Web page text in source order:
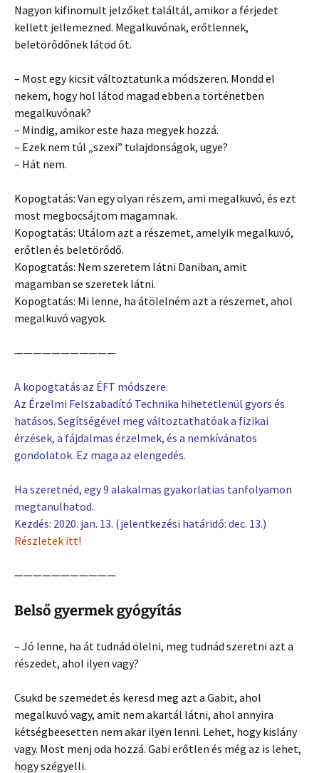
Nagyon kifinomult jelzőket találtál, amikor a férjedet
kellett jellemezned. Megalkuvónak, erőtlennek,
beletörődőnek látod őt.
– Most egy kicsit változtatunk a módszeren. Mondd el
nekem, hogy hol látod magad ebben a történetben
megalkuvónak?
– Mindig, amikor este haza megyek hozzá.
– Ezek nem túl „szexi” tulajdonságok, ugye?
– Hát nem.
Kopogtatás: Van egy olyan részem, ami megalkuvó, és ezt
most megbocsájtom magamnak.
Kopogtatás: Utálom azt a részemet, amelyik megalkuvó,
erőtlen és beletörődő.
Kopogtatás: Nem szeretem látni Daniban, amit
magamban se szeretek látni.
Kopogtatás: Mi lenne, ha átölelném azt a részemet, ahol
megalkuvó vagyok.
———————————
A kopogtatás az ÉFT módszere.
Az Érzelmi Felszabadító Technika hihetetlenül gyors és
hatásos. Segítségével meg változtathatóak a fizikai
érzések, a fájdalmas érzelmek, és a nemkívánatos
gondolatok. Ez maga az elengedés.
Ha szeretnéd, egy 9 alakalmas gyakorlatias tanfolyamon
megtanulhatod.
Kezdés: 2020. jan. 13. (jelentkezési határidő: dec. 13.)
Részletek itt!
———————————
Belső gyermek gyógyítás
– Jó lenne, ha át tudnád ölelni, meg tudnád szeretni azt a
részedet, ahol ilyen vagy?
Csukd be szemedet és keresd meg azt a Gabit, ahol
megalkuvó vagy, amit nem akartál látni, ahol annyira
kétségbeesetten nem akar ilyen lenni. Lehet, hogy kislány
vagy. Most menj oda hozzá. Gabi erőtlen és még az is lehet,
hogy szégyelli.